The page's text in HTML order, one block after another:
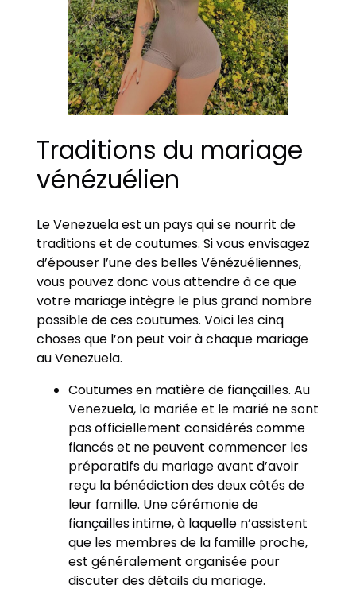
Traditions du mariage
vénézuélien
Le Venezuela est un pays qui se nourrit de
traditions et de coutumes. Si vous envisagez
d’épouser l’une des belles Vénézuéliennes,
vous pouvez donc vous attendre à ce que
votre mariage intègre le plus grand nombre
possible de ces coutumes. Voici les cinq
choses que l’on peut voir à chaque mariage
au Venezuela.
Coutumes en matière de fiançailles. Au
Venezuela, la mariée et le marié ne sont
pas officiellement considérés comme
fiancés et ne peuvent commencer les
préparatifs du mariage avant d’avoir
reçu la bénédiction des deux côtés de
leur famille. Une cérémonie de
fiançailles intime, à laquelle n’assistent
que les membres de la famille proche,
est généralement organisée pour
discuter des détails du mariage.